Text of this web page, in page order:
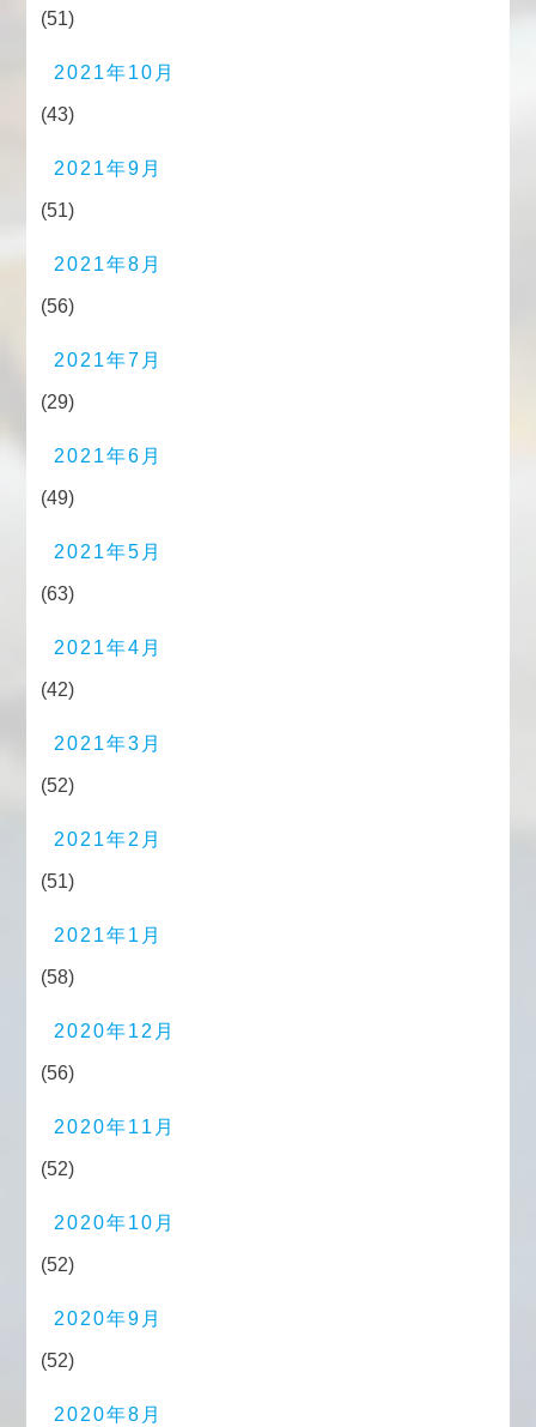
(51)
2021年10月
(43)
2021年9月
(51)
2021年8月
(56)
2021年7月
(29)
2021年6月
(49)
2021年5月
(63)
2021年4月
(42)
2021年3月
(52)
2021年2月
(51)
2021年1月
(58)
2020年12月
(56)
2020年11月
(52)
2020年10月
(52)
2020年9月
(52)
2020年8月